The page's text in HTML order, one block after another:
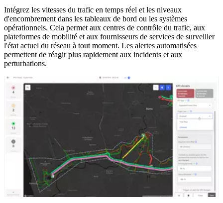
Intégrez les vitesses du trafic en temps réel et les niveaux
d'encombrement dans les tableaux de bord ou les systèmes
opérationnels. Cela permet aux centres de contrôle du trafic, aux
plateformes de mobilité et aux fournisseurs de services de surveiller
l'état actuel du réseau à tout moment. Les alertes automatisées
permettent de réagir plus rapidement aux incidents et aux
perturbations.